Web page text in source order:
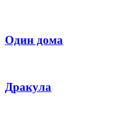
Один дома
Дракула